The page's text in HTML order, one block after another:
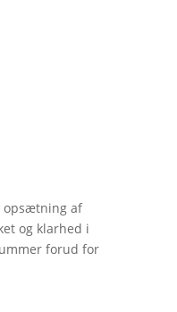
opsætning af
og klarhed i
forud for